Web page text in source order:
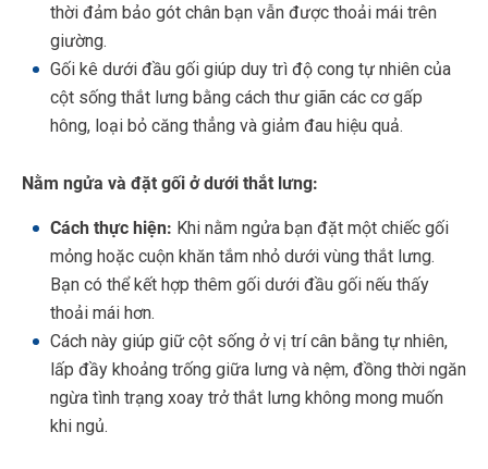
thời đảm bảo gót chân bạn vẫn được thoải mái trên
giường.
Gối kê dưới đầu gối giúp duy trì độ cong tự nhiên của
cột sống thắt lưng bằng cách thư giãn các cơ gấp
hông, loại bỏ căng thẳng và giảm đau hiệu quả.
Nằm ngửa và đặt gối ở dưới thắt lưng:
Cách thực hiện: Khi nằm ngửa bạn đặt một chiếc gối
mỏng hoặc cuộn khăn tắm nhỏ dưới vùng thắt lưng.
Bạn có thể kết hợp thêm gối dưới đầu gối nếu thấy
thoải mái hơn.
Cách này giúp giữ cột sống ở vị trí cân bằng tự nhiên,
lấp đầy khoảng trống giữa lưng và nệm, đồng thời ngăn
ngừa tình trạng xoay trở thắt lưng không mong muốn
khi ngủ.